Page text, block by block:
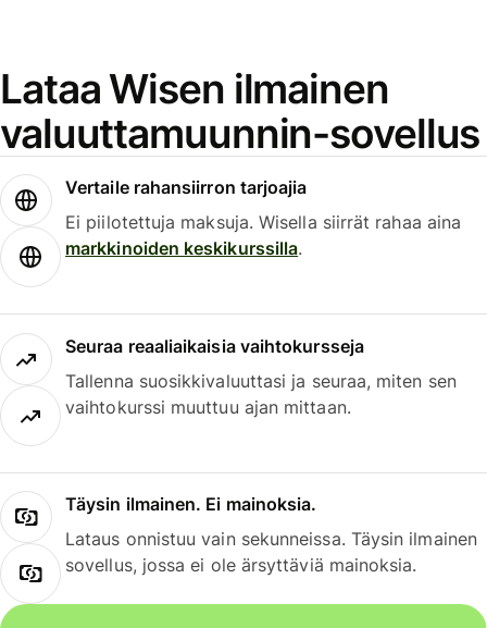
Lataa Wisen ilmainen
valuuttamuunnin-sovellus
Vertaile rahansiirron tarjoajia
Ei piilotettuja maksuja. Wisella siirrät rahaa aina
markkinoiden keskikurssilla.
Seuraa reaaliaikaisia vaihtokursseja
Tallenna suosikkivaluuttasi ja seuraa, miten sen
vaihtokurssi muuttuu ajan mittaan.
Täysin ilmainen. Ei mainoksia.
Lataus onnistuu vain sekunneissa. Täysin ilmainen
sovellus, jossa ei ole ärsyttäviä mainoksia.